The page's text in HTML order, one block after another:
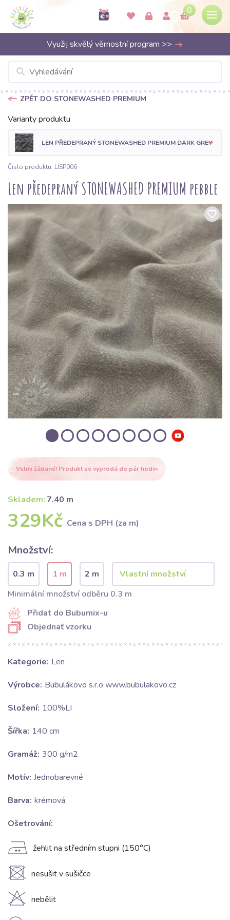
0
Využij skvělý věrnostní program >>
ZPĚT DO STONEWASHED PREMIUM
Varianty produktu
LEN PŘEDEPRANÝ STONEWASHED PREMIUM DARK GREY
Číslo produktu: LISP006
Len předepraný STONEWASHED PREMIUM pebble
Velmi žádané! Produkt se vyprodá do pár hodin
Skladem: 7.40 m
329Kč Cena s DPH (za m)
Množství:
0.3 m 1 m
2 m
Minimální množství odběru 0.3 m
Přidat do Bubumix-u
Objednať vzorku
Kategorie: Len
Výrobce: Bubulákovo s.r.o www.bubulakovo.cz
Složení: 100%LI
Šířka: 140 cm
Gramáž: 300 g/m2
Motív: Jednobarevné
Barva: krémová
Ošetrování:
E žehlit na středním stupni (150°C)
U nesušit v sušičce
H nebělit